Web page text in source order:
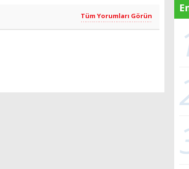
Tüm Yorumları Görün